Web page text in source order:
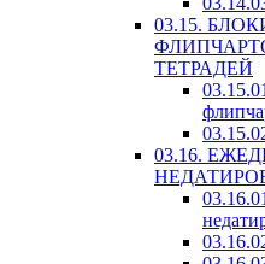
03.15.
ТЕТРАДЕЙ
03.16.